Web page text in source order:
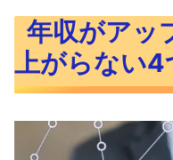
年収がアッ
上がらない4